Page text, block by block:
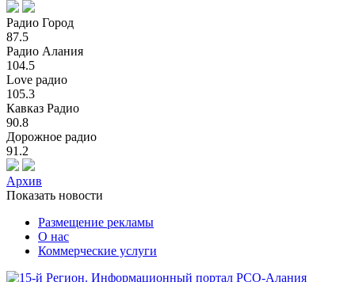
Радио Город
87.5
Радио Алания
104.5
Love радио
105.3
Кавказ Радио
90.8
Дорожное радио
91.2
Архив
Показать новости
Размещение рекламы
О нас
Коммерческие услуги